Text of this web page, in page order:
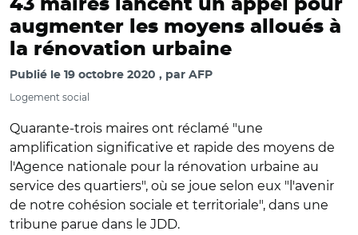
43 maires lancent un appel pour
augmenter les moyens alloués à
la rénovation urbaine
Publié le 19 octobre 2020 par AFP
Logement social
Quarante-trois maires ont réclamé "une
amplification significative et rapide des moyens de
l'Agence nationale pour la rénovation urbaine au
service des quartiers", où se joue selon eux "l'avenir
de notre cohésion sociale et territoriale", dans une
tribune parue dans le JDD.